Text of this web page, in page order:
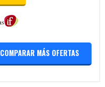
COMPARAR MÁS OFERTAS